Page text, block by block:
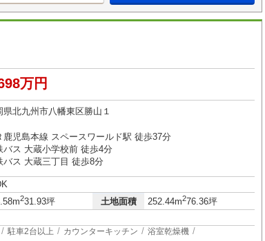
万円
県北九州市八幡東区勝山１
鹿児島本線 スペースワールド駅 徒歩37分
バス 大蔵小学校前 徒歩4分
バス 大蔵三丁目 徒歩8分
231.93坪 土地面積 252.44m276.36坪
駐車2台以上 カウンターキッチン 浴室乾燥機